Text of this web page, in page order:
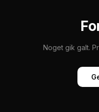
Noget gik galt.